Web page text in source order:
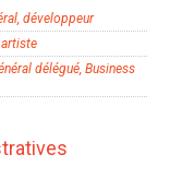
développeur
délégué, Business